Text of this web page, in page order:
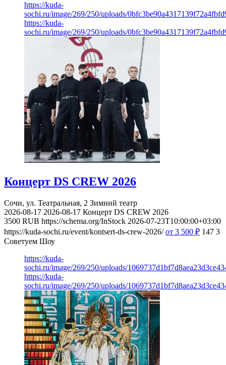
https://kuda-
sochi.ru/image/269/250/uploads/
https://kuda-
sochi.ru/image/269/250/uploads/
Концерт DS CREW 2026
Сочи, ул. Театральная, 2 Зимний театр
2026-08-17 2026-08-17 Концерт DS CREW 2026
3500 RUB https://schema.org/InStock 2026-07-23T10:00:00+03:00
https://kuda-sochi.ru/event/kontsert-ds-crew-2026/ от 3 500 ₽ 147 3
Советуем Шоу
https://kuda-
sochi.ru/image/269/250/uploads/
https://kuda-
sochi.ru/image/269/250/uploads/